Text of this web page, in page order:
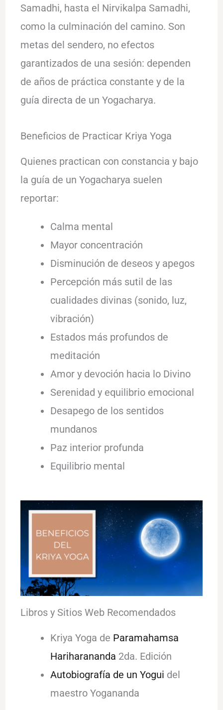
Samadhi, hasta el Nirvikalpa Samadhi,
como la culminación del camino. Son
metas del sendero, no efectos
garantizados de una sesión: dependen
de años de práctica constante y de la
guía directa de un Yogacharya.
Beneficios de Practicar Kriya Yoga
Quienes practican con constancia y bajo
la guía de un Yogacharya suelen
reportar:
Calma mental
Mayor concentración
Disminución de deseos y apegos
Percepción más sutil de las
cualidades divinas (sonido, luz,
vibración)
Estados más profundos de
meditación
Amor y devoción hacia lo Divino
Serenidad y equilibrio emocional
Desapego de los sentidos
mundanos
Paz interior profunda
Equilibrio mental
Libros y Sitios Web Recomendados
Kriya Yoga de Paramahamsa
Hariharananda 2da. Edición
Autobiografía de un Yogui del
maestro Yogananda